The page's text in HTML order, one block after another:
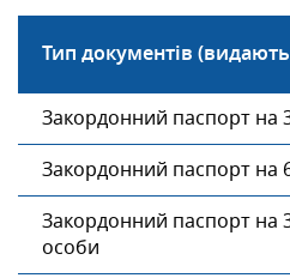
Тип документів
Закордонний паспорт на
Закордонний паспорт на
Закордонний паспорт на
особи